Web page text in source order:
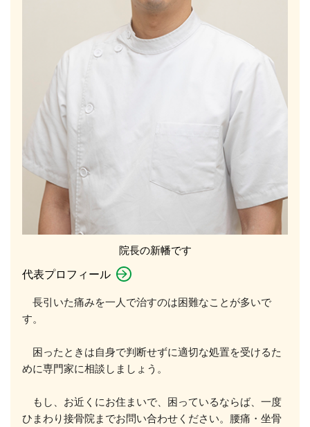
院長の新幡です
代表プロフィール
長引いた痛みを一人で治すのは困難なことが多いで
す。
困ったときは自身で判断せずに適切な処置を受けるた
めに専門家に相談しましょう。
もし、お近くにお住まいで、困っているならば、一度
ひまわり接骨院までお問い合わせください。腰痛・坐骨